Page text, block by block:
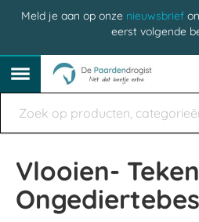
Meld je aan op onze nieuwsbrief
eerst volgende
Vlooien-